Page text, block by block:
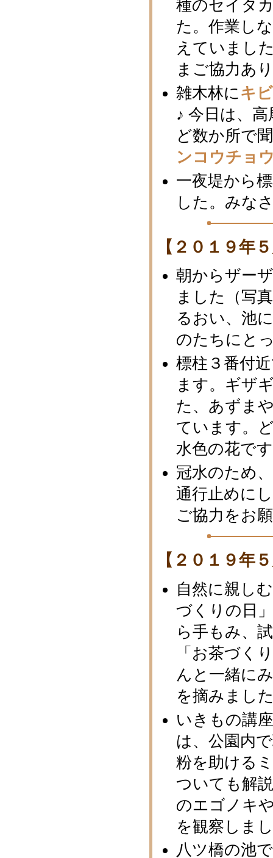
種のセイタ
た。作業し
えていまし
まご協力あ
雑木林にキ
♪ 今日は、
ど数か所で
ンコウチョ
一夜堤から
した。みな
【２０１９年
朝からザー
ました（写
るおい、池
のたちにと
標柱３番付
ます。ギザ
た、あずま
ています。
水色の花で
冠水のため
通行止めに
ご協力をお
【２０１９年
自然に親し
づくりの日
ら手もみ、
「お茶づく
んと一緒に
を摘みまし
いきもの講
は、公園内
粉を助ける
ついても解
のエゴノキ
を観察しま
八ツ橋の池で